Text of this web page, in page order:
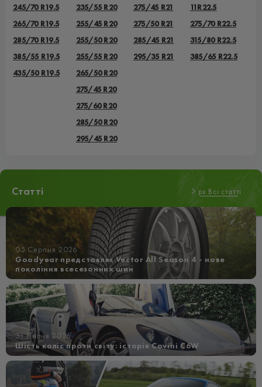
245/70 R19.5
265/70 R19.5
285/70 R19.5
385/55 R19.5
435/50 R19.5
235/55 R20
255/45 R20
255/50 R20
255/55 R20
265/50 R20
275/45 R20
275/60 R20
285/50 R20
295/45 R20
275/45 R21
275/50 R21
285/45 R21
295/35 R21
11R22.5
275/70 R22.5
315/80 R22.5
385/65 R22.5
Статті px Всі статті
05 Серпня 2026
Goodyear представляє Vector All Season 4 - нове
покоління всесезонних шин
31 Липня 2026
Шість коліс проти світу: історія Covini C6W